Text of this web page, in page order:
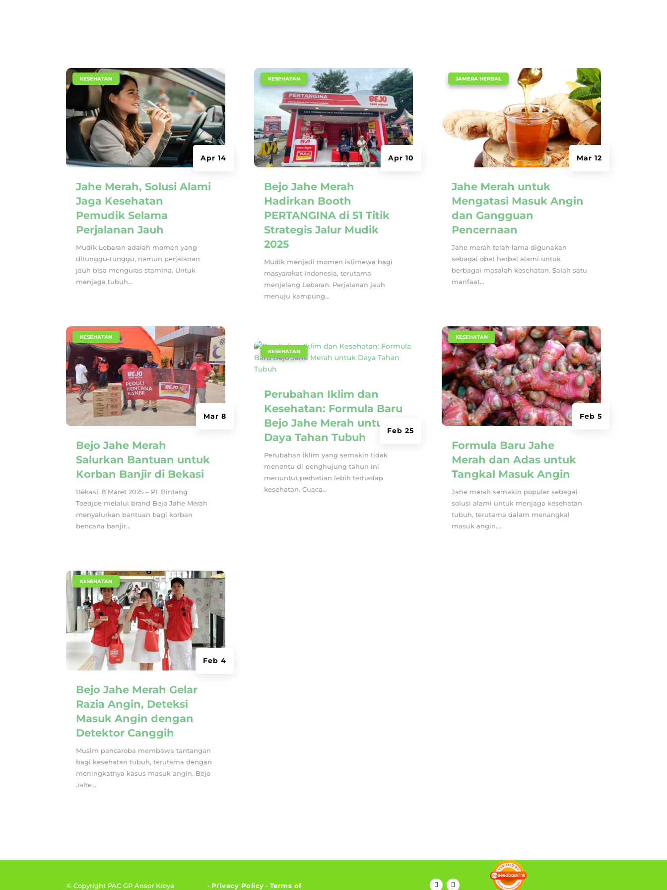
Jahe Merah, Solusi Alami
Jaga Kesehatan
Pemudik Selama
Perjalanan Jauh
Apr 14
KESEHATAN
Mudik Lebaran adalah momen yang
ditunggu-tunggu, namun perjalanan
jauh bisa menguras stamina. Untuk
menjaga tubuh...
Bejo Jahe Merah
Salurkan Bantuan untuk
Korban Banjir di Bekasi
Mar 8
KESEHATAN
Bekasi, 8 Maret 2025 – PT Bintang
Toedjoe melalui brand Bejo Jahe Merah
menyalurkan bantuan bagi korban
bencana banjir...
Bejo Jahe Merah Gelar
Razia Angin, Deteksi
Masuk Angin dengan
Detektor Canggih
Feb 4
KESEHATAN
Musim pancaroba membawa tantangan
bagi kesehatan tubuh, terutama dengan
meningkatnya kasus masuk angin. Bejo
Jahe...
Bejo Jahe Merah
Hadirkan Booth
PERTANGINA di 51 Titik
Strategis Jalur Mudik
2025
Apr 10
KESEHATAN
Mudik menjadi momen istimewa bagi
masyarakat Indonesia, terutama
menjelang Lebaran. Perjalanan jauh
menuju kampung...
Perubahan Iklim dan
Kesehatan: Formula Baru
Bejo Jahe Merah untuk
Daya Tahan Tubuh
Feb 25
KESEHATAN
Perubahan iklim yang semakin tidak
menentu di penghujung tahun ini
menuntut perhatian lebih terhadap
kesehatan. Cuaca...
Jahe Merah untuk
Mengatasi Masuk Angin
dan Gangguan
Pencernaan
Mar 12
JAMERA HERBAL
Jahe merah telah lama digunakan
sebagai obat herbal alami untuk
berbagai masalah kesehatan. Salah satu
manfaat...
Formula Baru Jahe
Merah dan Adas untuk
Tangkal Masuk Angin
Feb 5
KESEHATAN
Jahe merah semakin populer sebagai
solusi alami untuk menjaga kesehatan
tubuh, terutama dalam menangkal
masuk angin....
© Copyright PAC GP Ansor Kroya • Privacy Policy • Terms of